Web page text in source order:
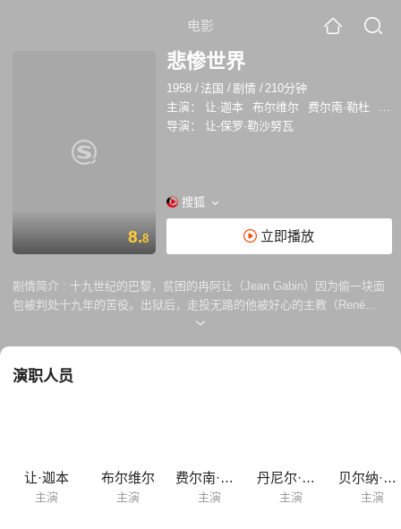
电影
8.8
悲惨世界
1958 / 法国 /剧情 /210分钟
主演：
让·迦本 布尔维尔 费尔南·勒杜
西
导演：
让-保罗·勒沙努瓦
搜狐
立即播放
剧情简介 : 十九世纪的巴黎，贫困的冉阿让（Jean Gabin）因为偷一块面
包被判处十九年的苦役。出狱后，走投无路的他被好心的主教（René
Fleur）收留过夜，可是他却偷走了主教的银器。警察将他抓获，准备再次
市长，得知妓女芳汀的悲惨遭遇后，他担负起照顾其私生女儿柯赛特的责
演职人员
让·迦本
主演
布尔维尔
主演
费尔南·勒杜
主演
丹尼尔·德洛姆
主演
贝尔纳·布里埃
主演